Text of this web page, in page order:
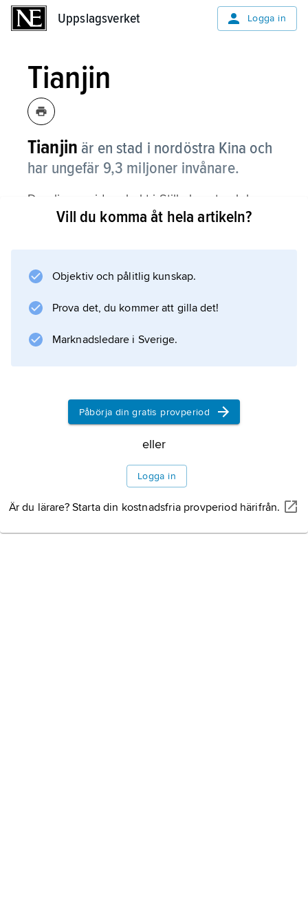
Uppslagsverket Logga in
Tianjin
Tianjin är en stad i nordöstra Kina och
har ungefär 9,3 miljoner invånare.
Den ligger vid en bukt i Stilla havet och har
en stor och viktig hamn. Industrierna tillverkar
mattor som arbetarna knyter för hand.
och högskolor
Vill du komma åt hela artikeln?
Objektiv och pålitlig kunskap.
Prova det, du kommer att gilla det!
Marknadsledare i Sverige.
Påbörja din gratis provperiod
eller
Logga in
Är du lärare? Starta din kostnadsfria provperiod härifrån.